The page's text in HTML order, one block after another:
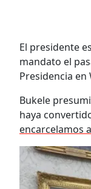
El presidente
mandato el
Presidencia
Bukele
haya
encarcelamos